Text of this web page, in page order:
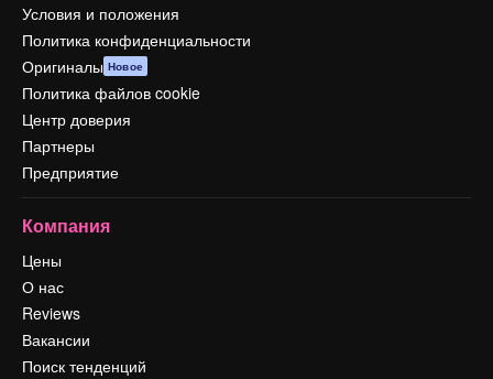
Условия и положения
Политика конфиденциальности
Оригиналы Новое
Политика файлов cookie
Центр доверия
Партнеры
Предприятие
Компания
Цены
О нас
Reviews
Вакансии
Поиск тенденций